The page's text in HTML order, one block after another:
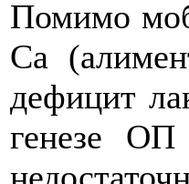
Помимо
Са
дефицит
генезе ОП